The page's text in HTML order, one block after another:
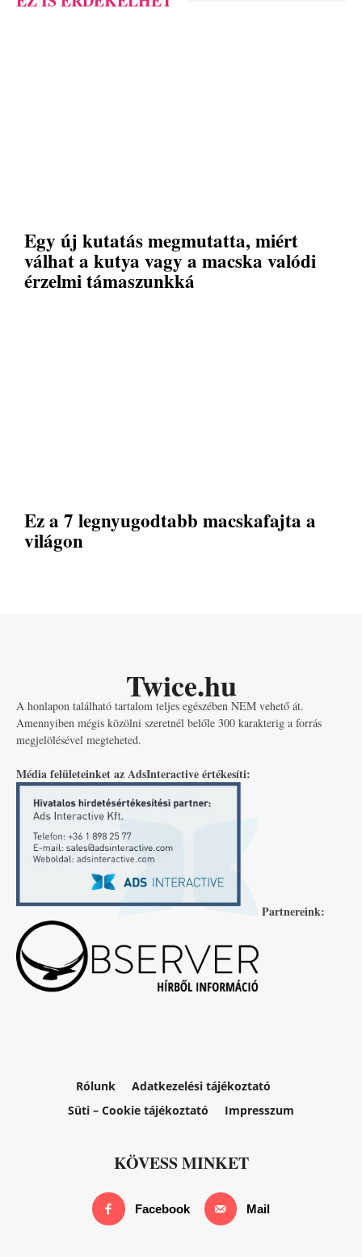
Egy új kutatás megmutatta, miért
válhat a kutya vagy a macska valódi
érzelmi támaszunkká
Ez a 7 legnyugodtabb macskafajta a
világon
Twice.hu
A honlapon található tartalom teljes egészében NEM vehető át.
Amennyiben mégis közölni szeretnél belőle 300 karakterig a forrás
megjelölésével megteheted.
Média felületeinket az AdsInteractive értékesíti:
Partnereink:
Rólunk
Adatkezelési tájékoztató
Süti – Cookie tájékoztató
Impresszum
KÖVESS MINKET
Facebook Mail